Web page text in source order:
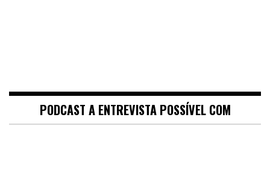
PODCAST A ENTREVISTA POSSÍVEL COM